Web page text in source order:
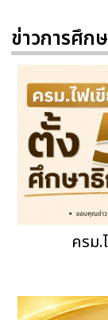
ข่าวการศึก
ครม.